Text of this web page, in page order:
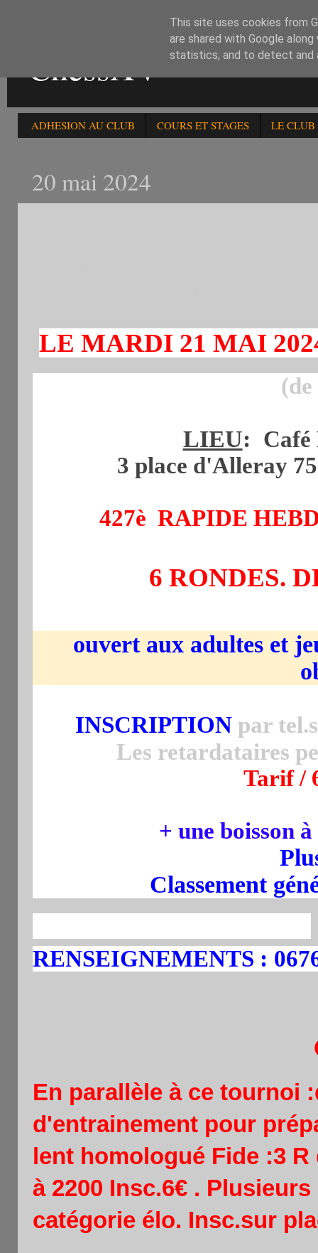
ChessXV
ADHESION AU CLUB COURS ET STAGES LE CLUB
20 mai 2024
LE MARDI 21 MAI
LIEU: Café
3 place d'Alleray
427è RAPIDE
6 RONDES.
ouvert aux adultes et
INSCRIPTION par
Les retardataires
Tarif /
+ une boisson
Classement
RENSEIGNEMENTS :
En parallèle à ce tournoi
d'entrainement pour
lent homologué Fide :3
à 2200 Insc.6€ .
catégorie élo. Insc.sur
This site uses cookies from
are shared with Google
statistics, and to detect and